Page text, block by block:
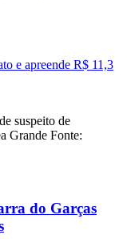
suspeito de
Grande Fonte:
do Garças